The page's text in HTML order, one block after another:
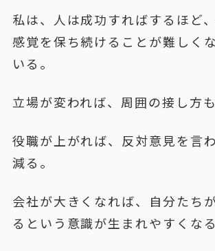
私は、人は成功すればするほど
感覚を保ち続けることが難しく
いる。
立場が変われば、周囲の接し方も
役職が上がれば、反対意見を言
減る。
会社が大きくなれば、自分たち
るという意識が生まれやすくなる